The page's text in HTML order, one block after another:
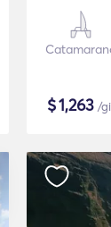
$1,263 /